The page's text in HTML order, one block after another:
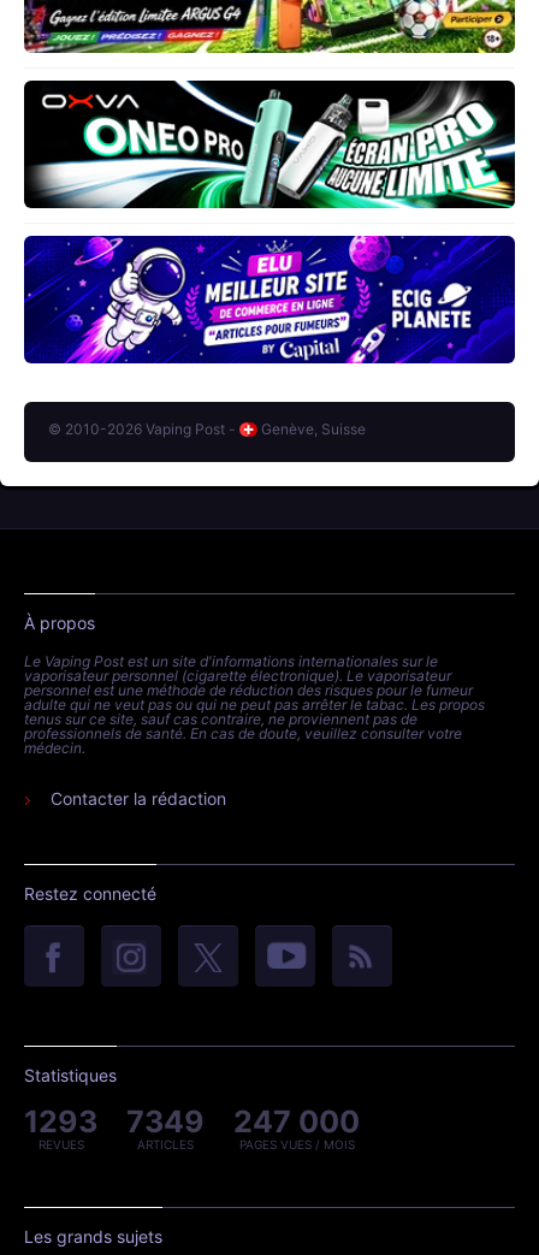
© 2010-2026 Vaping Post - Genève, Suisse
À propos
Le Vaping Post est un site d'informations internationales sur le
vaporisateur personnel (cigarette électronique). Le vaporisateur
personnel est une méthode de réduction des risques pour le fumeur
adulte qui ne veut pas ou qui ne peut pas arrêter le tabac. Les propos
tenus sur ce site, sauf cas contraire, ne proviennent pas de
professionnels de santé. En cas de doute, veuillez consulter votre
médecin.
Contacter la rédaction
Restez connecté
Statistiques
1293
REVUES
7349
ARTICLES
247 000
PAGES VUES / MOIS
Les grands sujets